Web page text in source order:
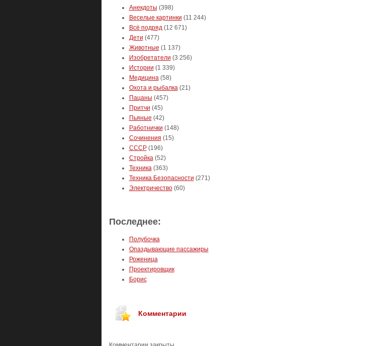
Анекдоты (398)
Веселые картинки (11 244)
Всё подряд(12 671)
Дети (477)
Животные (1 137)
Изобретатели (3 256)
Истории (1 339)
Медицина(58)
Охота и рыбалка(21)
Пацаны (457)
Притчи (45)
Пьяные (42)
Работнички (148)
Сочинения (15)
СССР(196)
Стройка(52)
Техника(363)
Техника Безопасности (271)
Электричество(60)
Последнее:
Полубочка
Опаздывающие пассажиры
Роженица
Проектировщик
Борис
Комментарии